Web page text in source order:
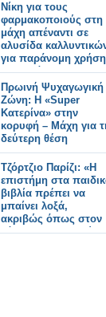
Νίκη για τους
φαρμακοποιούς στη
μάχη απέναντι σε
αλυσίδα
για παράνομη χρήση
του πράσινου
σταυρού
Πρωινή Ψυχαγωγική
Ζώνη: Η «Super
Κατερίνα» στην
κορυφή – Μάχη για
δεύτερη θέση
Τζόρτζιο Παρίζι: «Η
επιστήμη στα
βιβλία πρέπει να
μπαίνει λοξά,
ακριβώς όπως στον
κόσμο των παιδιών»